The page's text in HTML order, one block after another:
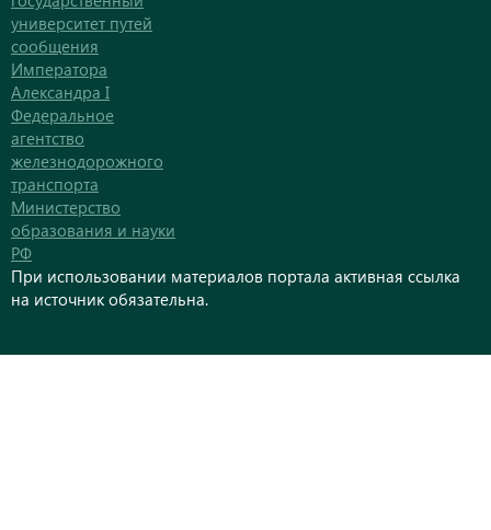
университет путей
сообщения
Императора
Александра I
Федеральное
агентство
железнодорожного
транспорта
Министерство
образования и науки
РФ
При использовании материалов портала активная ссылка
на источник обязательна.